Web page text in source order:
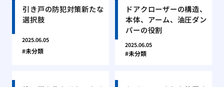
引き戸の防犯対策新たな
選択肢
2025.06.05
未分類
ドアクローザーの構造、
本体、アーム、油圧ダン
パーの役割
2025.06.05
未分類